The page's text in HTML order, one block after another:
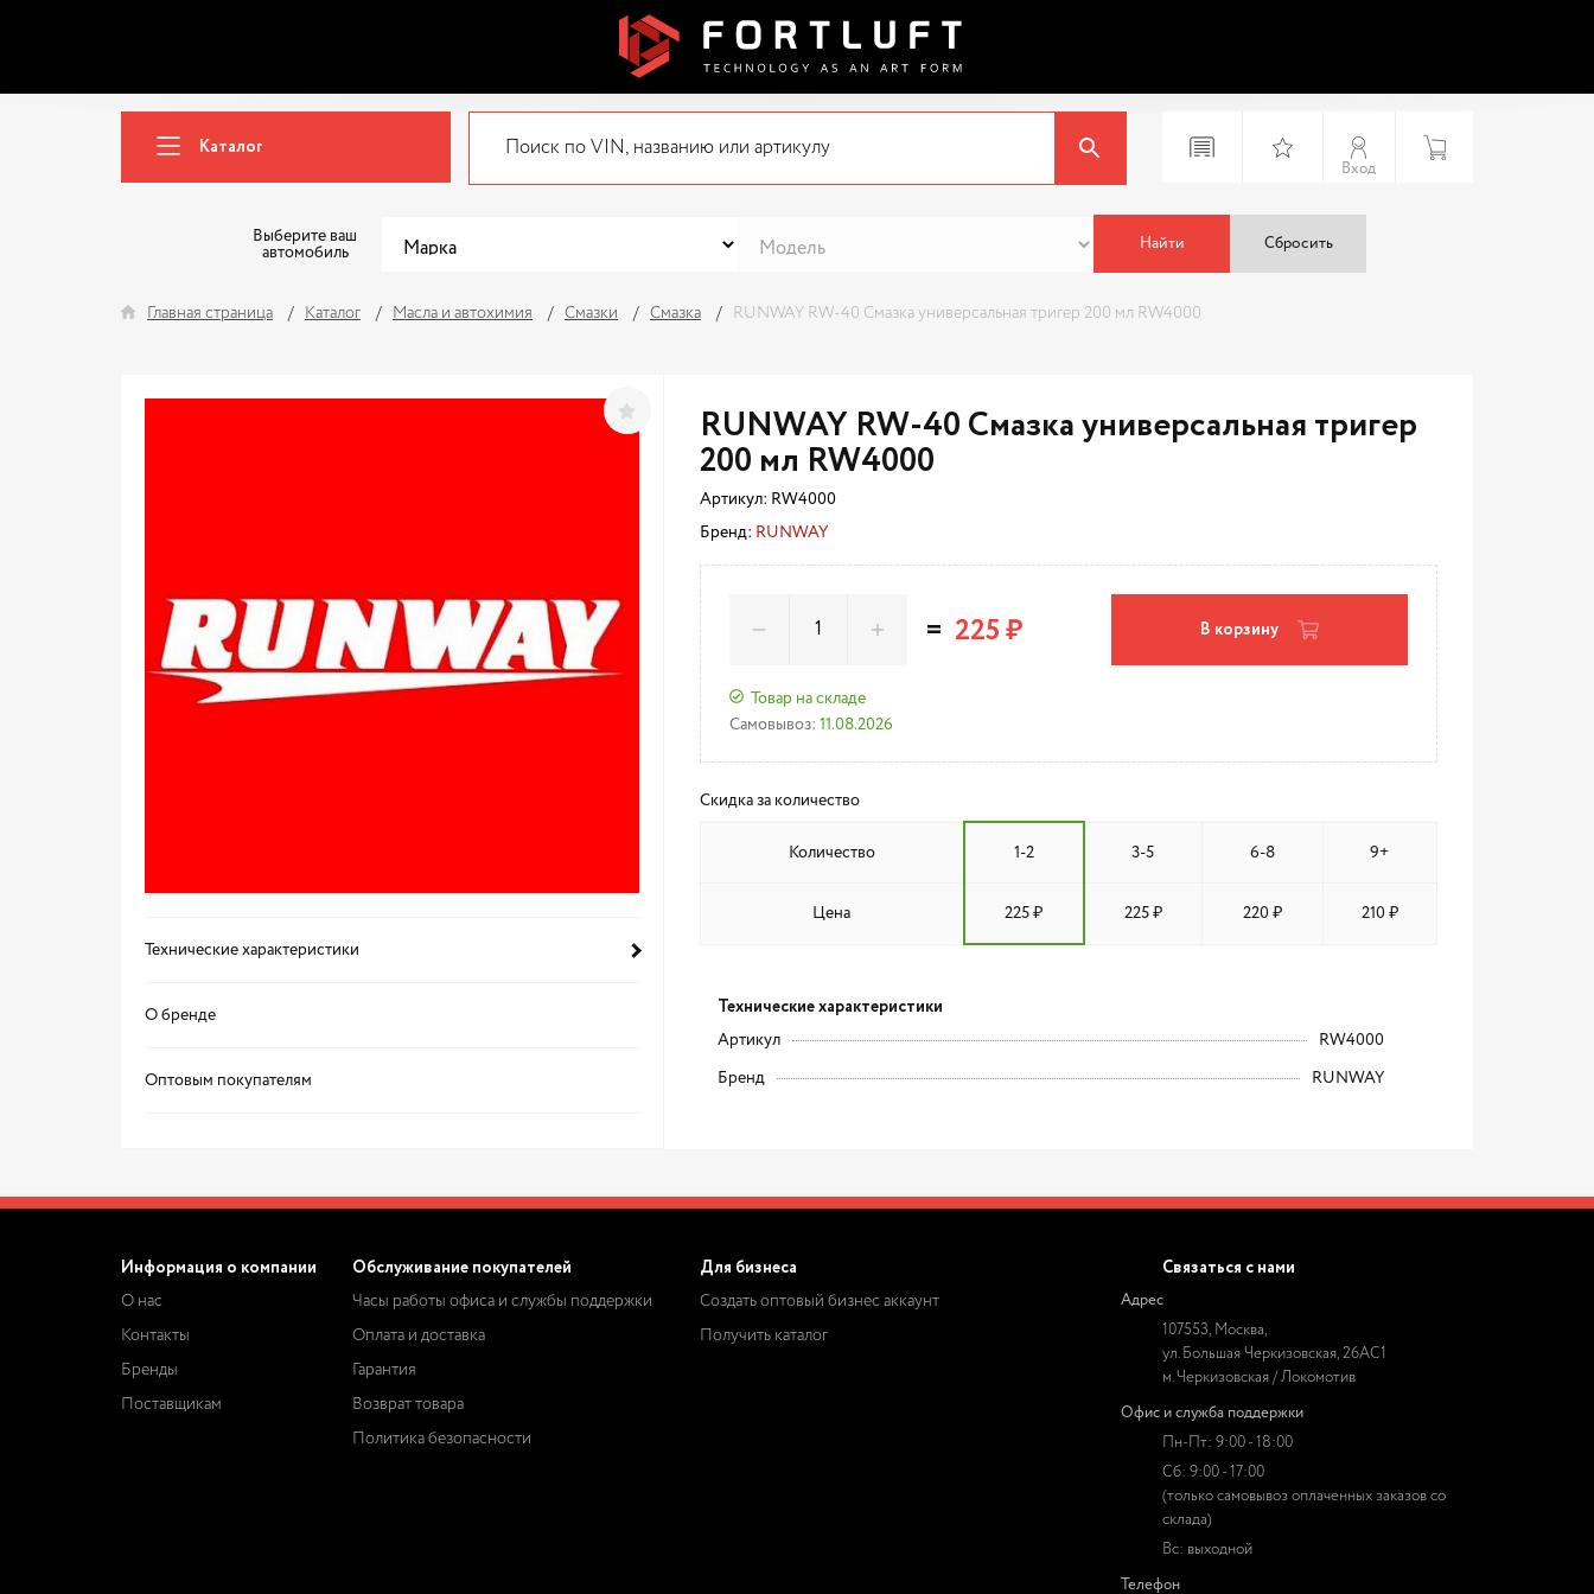
Каталог
Вход
Выберите ваш
автомобиль
Найти Сбросить
Главная страница Каталог Масла и автохимия Смазки Смазка RUNWAY RW-40 Смазка универсальная тригер 200 мл RW4000
Технические характеристики
О бренде
Оптовым покупателям
RUNWAY RW-40 Смазка универсальная тригер
200 мл RW4000
Артикул: RW4000
Бренд: RUNWAY
Товар на складе
Самовывоз: 11.08.2026
= 225 ₽ В корзину
Скидка за количество
Количество 1-2 3-5 6-8 9+
Цена 225 ₽ 225 ₽ 220 ₽ 210 ₽
Технические характеристики
Артикул RW4000
Бренд RUNWAY
Информация о компании
О нас
Контакты
Бренды
Поставщикам
Обслуживание покупателей
Часы работы офиса и службы поддержки
Оплата и доставка
Гарантия
Возврат товара
Политика безопасности
Для бизнеса
Создать оптовый бизнес аккаунт
Получить каталог
Связаться с нами
Адрес
107553, Москва,
ул. Большая Черкизовская, 26АС1
м. Черкизовская / Локомотив
Офис и служба поддержки
Пн-Пт: 9:00 - 18:00
Сб: 9:00 - 17:00
(только самовывоз оплаченных заказов со
склада)
Вс: выходной
Телефон